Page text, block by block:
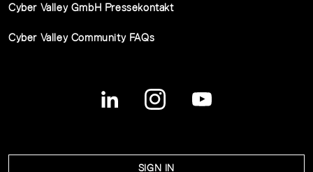
Cyber Valley GmbH Pressekontakt
Cyber Valley Community FAQs
SIGN IN